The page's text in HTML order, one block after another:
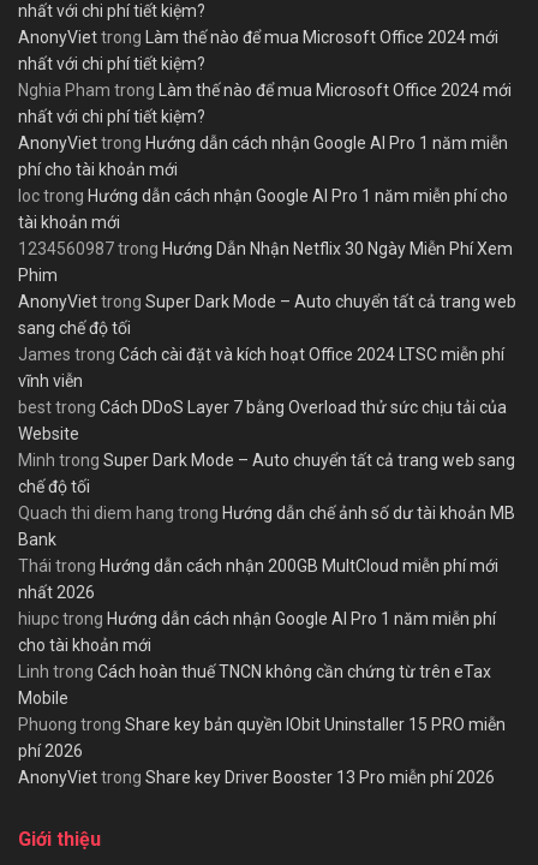
nhất với chi phí tiết kiệm?
AnonyViettrong Làm thế nào để mua Microsoft Office 2024 mới
nhất với chi phí tiết kiệm?
Nghia Pham trong Làm thế nào để mua Microsoft Office 2024 mới
nhất với chi phí tiết kiệm?
AnonyViettrong Hướng dẫn cách nhận Google AI Pro 1 năm miễn
phí cho tài khoản mới
loctrong Hướng dẫn cách nhận Google AI Pro 1 năm miễn phí cho
tài khoản mới
1234560987trong Hướng Dẫn Nhận Netflix 30 Ngày Miễn Phí Xem
Phim
AnonyViettrong Super Dark Mode – Auto chuyển tất cả trang web
sang chế độ tối
James trong Cách cài đặt và kích hoạt Office 2024 LTSC miễn phí
vĩnh viễn
besttrong Cách DDoS Layer 7 bằng Overload thử sức chịu tải của
Website
Minh trong Super Dark Mode – Auto chuyển tất cả trang web sang
chế độ tối
Quach thi diem hang trong Hướng dẫn chế ảnh số dư tài khoản MB
Bank
Thái trong Hướng dẫn cách nhận 200GB MultCloud miễn phí mới
nhất 2026
hiupctrong Hướng dẫn cách nhận Google AI Pro 1 năm miễn phí
cho tài khoản mới
Linh trong Cách hoàn thuế TNCN không cần chứng từ trên eTax
Mobile
Phuong trong Share key bản quyền IObit Uninstaller 15 PRO miễn
phí 2026
AnonyViettrong Share key Driver Booster 13 Pro miễn phí 2026
Giới thiệu